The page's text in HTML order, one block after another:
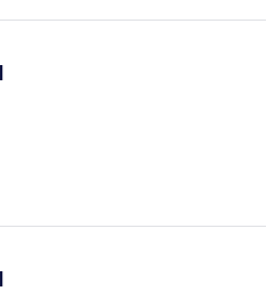
Par exemple, le propriétaire
de nous accompagner au
Lors de notre départ après
comme quitter des amis. Je
hôtel.